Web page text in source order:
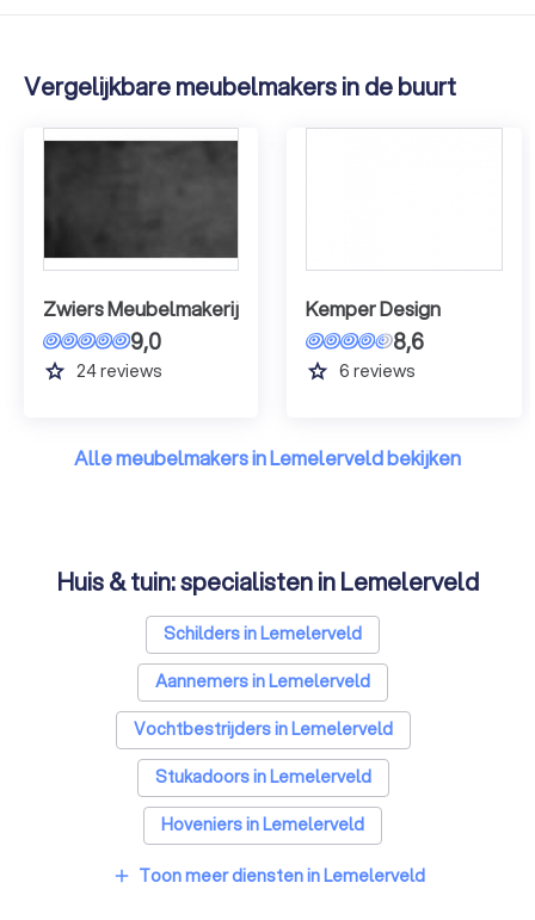
Vergelijkbare meubelmakers in de buurt
Zwiers Meubelmakerij
9,0
grade 24reviews
Kemper Design
8,6
grade 6 reviews
Alle meubelmakers in Lemelerveld bekijken
Huis & tuin: specialisten in Lemelerveld
Schilders in Lemelerveld
Aannemers in Lemelerveld
Vochtbestrijders in Lemelerveld
Stukadoors in Lemelerveld
Hoveniers in Lemelerveld
Gevelspecialisten in Lemelerveld
add Toon meer diensten in Lemelerveld